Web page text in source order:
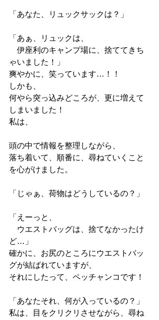
「あなた、リュックサックは？」
「あぁ、リュックは、
伊座利のキャンプ場に、捨ててきち
ゃいました！」
爽やかに、笑っています…！！
しかも、
何やら突っ込みどころが、更に増えて
しまいました！
私は、
頭の中で情報を整理しながら、
落ち着いて、順番に、尋ねていくこと
を心がけました。
「じゃぁ、荷物はどうしているの？」
「えーっと、
ウエストバッグは、捨てなかったけ
ど…」
確かに、お尻のところにウエストバッ
グが結ばれていますが、
それにしたって、ペッチャンコです！
「あなたそれ、何が入っているの？」
私は、目をクリクリさせながら、尋ね